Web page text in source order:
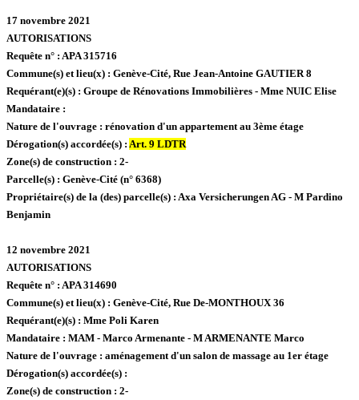
17 novembre 2021
AUTORISATIONS
Requête n° : APA 315716
Commune(s) et lieu(x) : Genève-Cité, Rue Jean-Antoine GAUTIER 8
Requérant(e)(s) : Groupe de Rénovations Immobilières - Mme NUIC Elise
Mandataire :
Nature de l'ouvrage : rénovation d'un appartement au 3ème étage
Dérogation(s) accordée(s) : Art. 9 LDTR
Zone(s) de construction : 2-
Parcelle(s) : Genève-Cité (n° 6368)
Propriétaire(s) de la (des) parcelle(s) : Axa Versicherungen AG - M Pardino
Benjamin
12 novembre 2021
AUTORISATIONS
Requête n° : APA 314690
Commune(s) et lieu(x) : Genève-Cité, Rue De-MONTHOUX 36
Requérant(e)(s) : Mme Poli Karen
Mandataire : MAM - Marco Armenante - M ARMENANTE Marco
Nature de l'ouvrage : aménagement d'un salon de massage au 1er étage
Dérogation(s) accordée(s) :
Zone(s) de construction : 2-